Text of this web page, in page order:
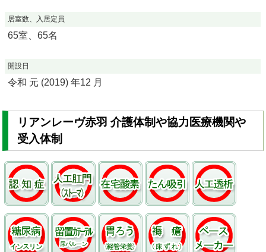
居室数、入居定員
65室、65名
開設日
令和 元 (2019) 年12 月
リアンレーヴ赤羽 介護体制や協力医療機関や
受入体制